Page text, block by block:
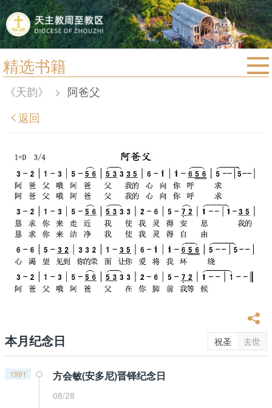
精选书籍
首页
宗教法规
教区简介
信仰文萃
教会圣月
《天韵》 > 阿爸父
返回
本月纪念日 祝圣 去世
1991 方会敏(安多尼)晋铎纪念日
08/28